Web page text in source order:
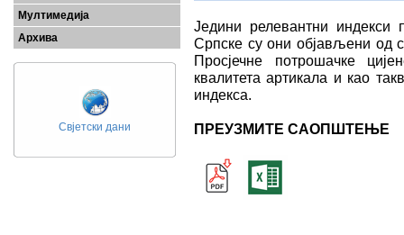
Мултимедија
Архива
Свјетски дани
Једини релевантни индекси
Српске су они објављени од
Просјечне потрошачке
квалитета артикала и као
индекса.
ПРЕУЗМИТЕ САОПШТЕЊЕ